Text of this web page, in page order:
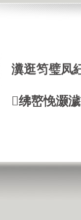
瀵逛笉璧凤
绋嶅悗灏